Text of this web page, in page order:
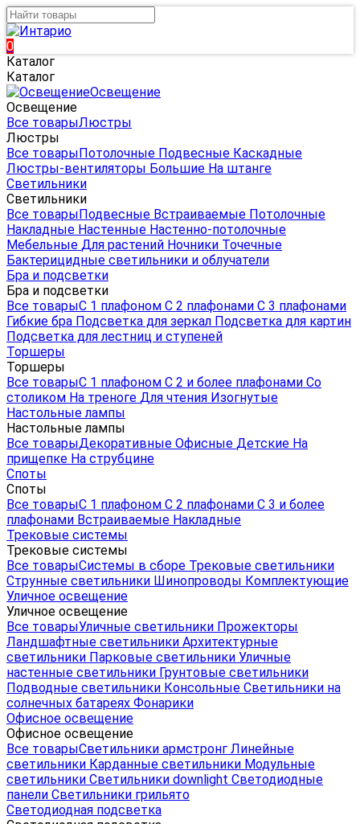
0
Каталог
Каталог
Освещение
Освещение
Все товарыЛюстры
Люстры
Все товарыПотолочные Подвесные Каскадные
Люстры-вентиляторы Большие На штанге
Светильники
Светильники
Все товарыПодвесные Встраиваемые Потолочные
Накладные Настенные Настенно-потолочные
Мебельные Для растений Ночники Точечные
Бактерицидные светильники и облучатели
Бра и подсветки
Бра и подсветки
Все товарыС 1 плафоном С 2 плафонами С 3 плафонами
Гибкие бра Подсветка для зеркал Подсветка для картин
Подсветка для лестниц и ступеней
Торшеры
Торшеры
Все товарыС 1 плафоном С 2 и более плафонами Со
столиком На треноге Для чтения Изогнутые
Настольные лампы
Настольные лампы
Все товарыДекоративные Офисные Детские На
прищепке На струбцине
Споты
Споты
Все товарыС 1 плафоном С 2 плафонами С 3 и более
плафонами Встраиваемые Накладные
Трековые системы
Трековые системы
Все товарыСистемы в сборе Трековые светильники
Струнные светильники Шинопроводы Комплектующие
Уличное освещение
Уличное освещение
Все товарыУличные светильники Прожекторы
Ландшафтные светильники Архитектурные
светильники Парковые светильники Уличные
настенные светильники Грунтовые светильники
Подводные светильники Консольные Светильники на
солнечных батареях Фонарики
Офисное освещение
Офисное освещение
Все товарыСветильники армстронг Линейные
светильники Карданные светильники Модульные
светильники Светильники downlight Светодиодные
панели Светильники грильято
Светодиодная подсветка